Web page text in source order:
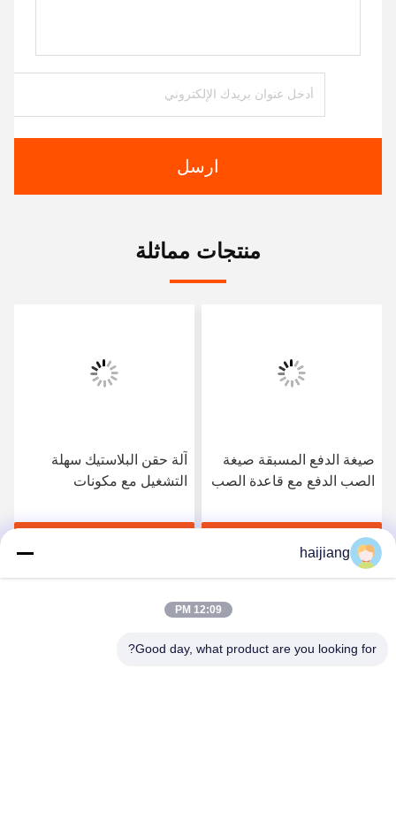
ارسل
منتجات مماثلة
صيغة الدفع المسبقة صيغة
الصب الدفع مع قاعدة الصب
لكفاءة إنتاج قطع البلاستيك
احصل على أفضل سعر
آلة حقن البلاستيك سهلة
التشغيل مع مكونات
Vickers وقاعدة قوالب
haijiang
12:09 PM
Good day, what product are you looking for?